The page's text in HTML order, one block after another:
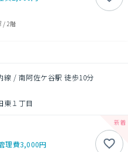
/ 2階
線 / 南阿佐ケ谷駅 徒歩10分
東１丁目
理費3,000円